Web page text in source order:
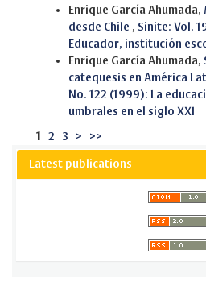
Enrique García Ahumada,
desde Chile , Sinite: Vol.
Educador, institución
Enrique García Ahumada,
catequesis en América
No. 122 (1999): La
umbrales en el siglo XXI
1 2 3 > >>
Latest publications